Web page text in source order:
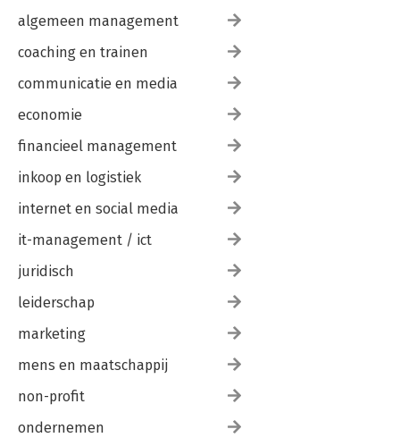
algemeen management
coaching en trainen
communicatie en media
economie
financieel management
inkoop en logistiek
internet en social media
it-management / ict
juridisch
leiderschap
marketing
mens en maatschappij
non-profit
ondernemen